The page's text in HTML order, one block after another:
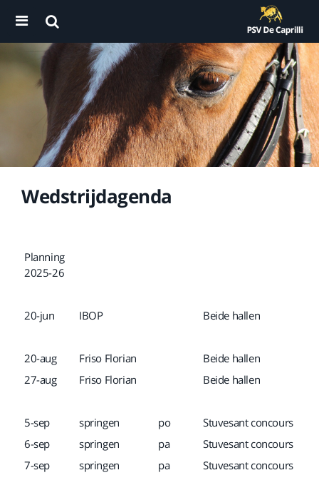
Wedstrijdagenda
Planning
2025-26
20-jun IBOP Beide hallen
20-aug Friso Florian
Beide hallen
27-aug
Friso Florian Beide hallen
5-sep springen po
Stuvesant concours
6-sep
springen pa
Stuvesant concours
7-sep
springen pa Stuvesant concours